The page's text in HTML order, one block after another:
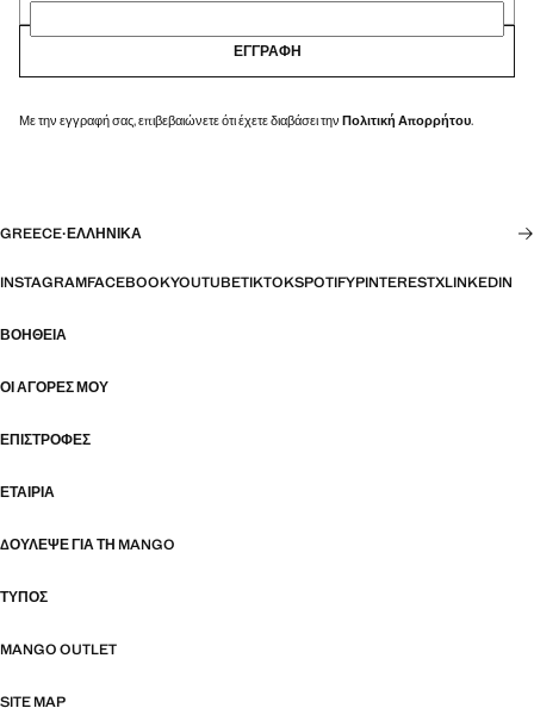
ΕΓΓΡΑΦΉ
Με την εγγραφή σας, επιβεβαιώνετε ότι έχετε διαβάσει την Πολιτική Απορρήτου.
GREECE·ΕΛΛΗΝΙΚΆ
INSTAGRAMFACEBOOKYOUTUBETIKTOKSPOTIFYPINTERESTXLINKEDIN
ΒΟΉΘΕΙΑ
ΟΙ ΑΓΟΡΈΣ ΜΟΥ
ΕΠΙΣΤΡΟΦΈΣ
ΕΤΑΙΡΊΑ
ΔΟΎΛΕΨΕ ΓΙΑ ΤΗ MANGO
ΤΎΠΟΣ
MANGO OUTLET
SITE MAP